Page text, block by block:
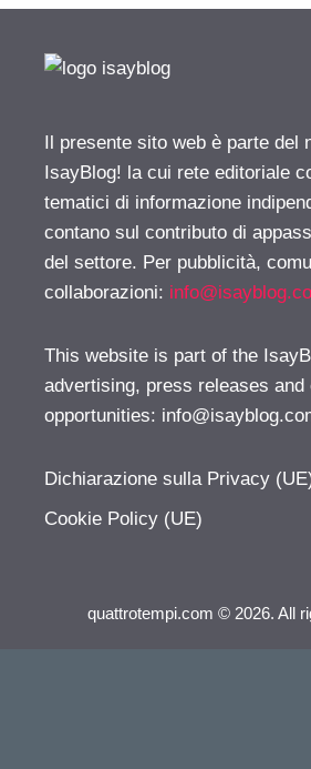
Il presente sito web è parte del
IsayBlog! la cui rete editoriale
tematici di informazione
contano sul contributo di
del settore. Per pubblicità,
collaborazioni:
This website is part of the
advertising, press releases and
opportunities:
Dichiarazione sulla Privacy
Cookie Policy (UE)
quattrotempi.com © 2026. All